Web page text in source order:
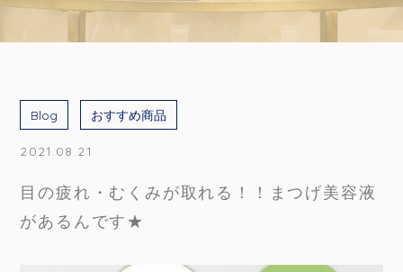
Blog おすすめ商品
2021.08.21
目の疲れ・むくみが取れる！！まつげ美容液
があるんです★